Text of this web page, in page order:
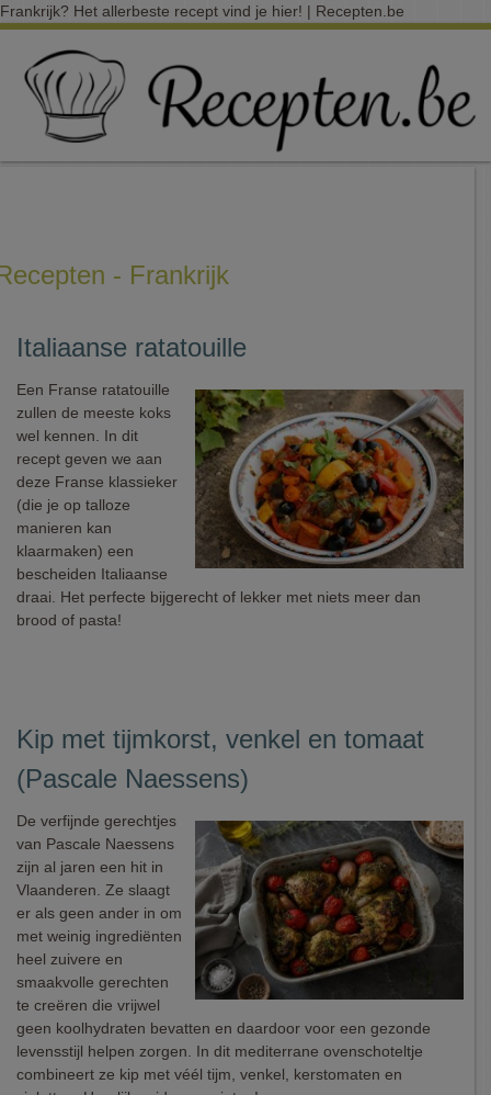
Frankrijk? Het allerbeste recept vind je hier! | Recepten.be
- Frankrijk
Italiaanse ratatouille
Een Franse ratatouille
zullen de meeste koks
wel kennen. In dit
recept geven we aan
deze Franse klassieker
(die je op talloze
manieren kan
klaarmaken) een
bescheiden Italiaanse
draai. Het perfecte bijgerecht of lekker met niets meer dan
brood of pasta!
Kip met tijmkorst, venkel en tomaat
(Pascale Naessens)
De verfijnde gerechtjes
van Pascale Naessens
zijn al jaren een hit in
Vlaanderen. Ze slaagt
er als geen ander in om
met weinig ingrediënten
heel zuivere en
smaakvolle gerechten
te creëren die vrijwel
geen koolhydraten bevatten en daardoor voor een gezonde
levensstijl helpen zorgen. In dit mediterrane ovenschoteltje
combineert ze kip met véél tijm, venkel, kerstomaten en